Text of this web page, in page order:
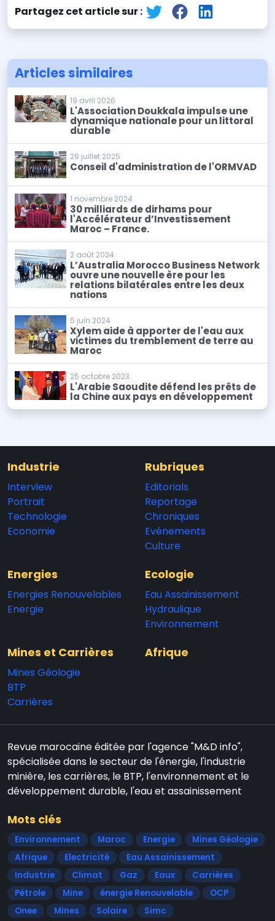
Partagez cet article sur :
Articles similaires
19 avril 2026
L'Association Doukkala impulse une
dynamique nationale pour un littoral
durable
29 juillet 2025
Conseil d'administration de l'ORMVAD
1 novembre 2024
30 milliards de dirhams pour
l'Accélérateur d’Investissement
Maroc – France.
2 août 2024
L’Australia Morocco Business Network
ouvre une nouvelle ère pour les
relations bilatérales entre les deux
nations
5 juin 2024
Xylem aide à apporter de l'eau aux
victimes du tremblement de terre au
Maroc
25 octobre 2023
L'Arabie Saoudite défend les prêts de
la Chine aux pays en développement
Industrie
Interview
Portrait
Technologie
Economie
Rubriques
Editorials
Reportage
Chroniques
Evénements
Culture
Energies
Energies Renouvelables
Energie
Ecologie
Eau Assainissement
Hydraulique
Environnement
Mines et Carrières
Mines Géologie
BTP
Carrières
Afrique
Revue marocaine éditée par l'agence "M&D info",
spécialisée dans le secteur de l'énergie, l'industrie
minière, les carrières, le BTP, l'environnement et le
développement durable, l'eau et assainissement
Mots clés
Environnement Maroc Energie
Mines Géologie
Afrique
Electricité
Eau Assainissement
Industrie
Climat Gaz Eaux
Carrières
Pétrole
Mine énergie Renouvelable
OCP
Onee
Mines Solaire Simc